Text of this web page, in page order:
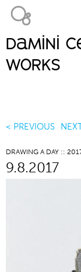
Main
menu
damini
works
< PREVIOUS
DRAWING A DAY ::
9.8.2017